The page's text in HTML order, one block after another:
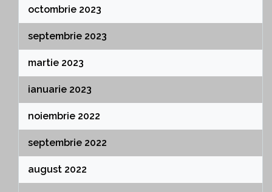
octombrie 2023
septembrie 2023
martie 2023
ianuarie 2023
noiembrie 2022
septembrie 2022
august 2022